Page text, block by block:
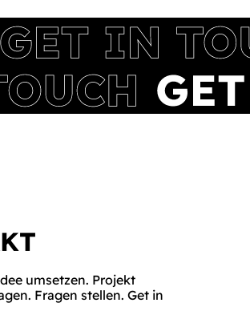
umsetzen. Projekt
Fragen stellen. Get in